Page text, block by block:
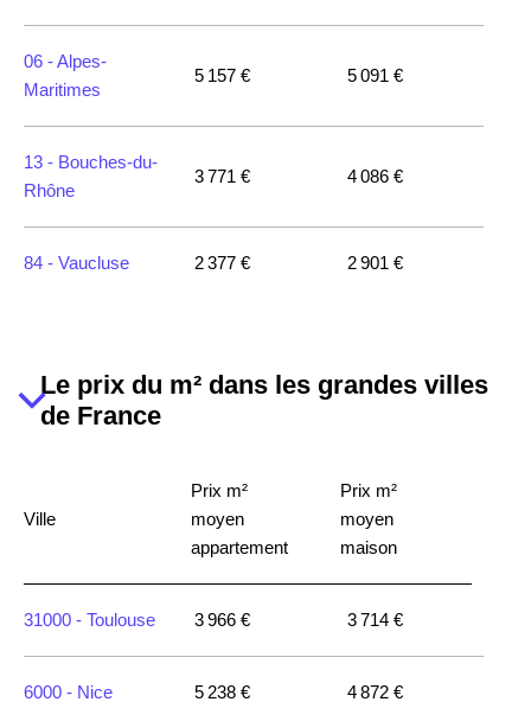
06 -Alpes-
Maritimes
5 157 € 5 091 €
13 - Bouches-du-
Rhône
3 771 € 4 086 €
84 - Vaucluse 2 377 € 2 901 €
Le prix du m² dans les grandes villes
de France
Ville
Prix m²
moyen
appartement
Prix m²
moyen
maison
31000 - Toulouse 3 966 € 3 714 €
6000 - Nice 5 238 € 4 872 €